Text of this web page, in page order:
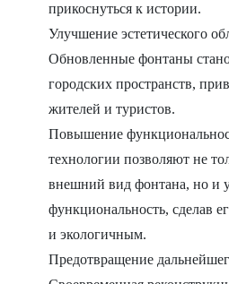
прикоснуться к истории.
Улучшение эстетического
Обновленные фонтаны
городских пространств,
жителей и туристов.
Повышение
технологии позволяют не
внешний вид фонтана, но и
функциональность, сделав
и экологичным.
Предотвращение